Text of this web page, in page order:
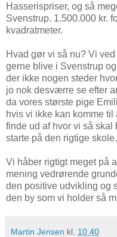
Hasserispriser, og så
Svenstrup. 1.500.000 kr.
kvadratmeter.
Hvad gør vi så nu? Vi
gerne blive i Svenstrup
der ikke nogen steder
jo nok desværre se efter
da vores største pige
hvis vi ikke kan komme
finde ud af hvor vi så skal
starte på den rigtige skole.
Vi håber rigtigt meget på
mening vedrørende
den positive udvikling og
den by som vi holder så
Martin Jensen kl. 10.40